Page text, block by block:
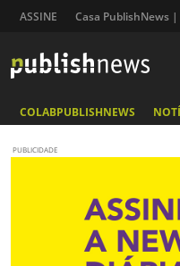
ASSINE Casa PublishNews |
COLABPUBLISHNEWS
PUBLICIDADE